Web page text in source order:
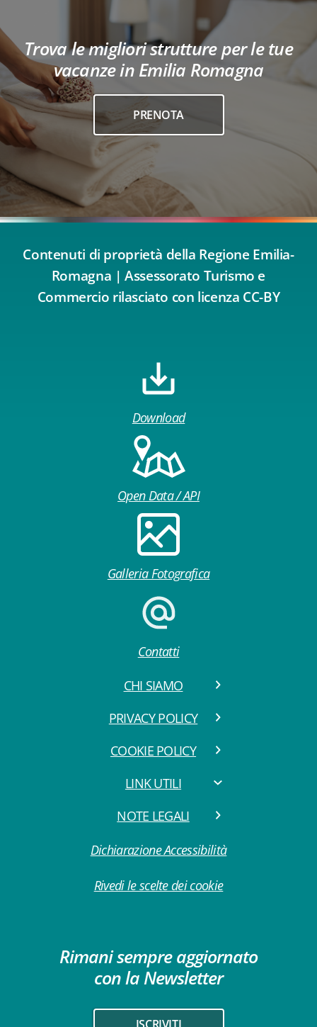
Trova le migliori strutture per le tue
vacanze in Emilia Romagna
PRENOTA
Contenuti di proprietà della Regione Emilia-
Romagna | Assessorato Turismo e
Commercio rilasciato con licenza CC-BY
Download
Open Data / API
Galleria Fotografica
Contatti
CHI SIAMO
PRIVACY POLICY
COOKIE POLICY
LINK UTILI
NOTE LEGALI
Dichiarazione Accessibilità
Rivedi le scelte dei cookie
Rimani sempre aggiornato
con la Newsletter